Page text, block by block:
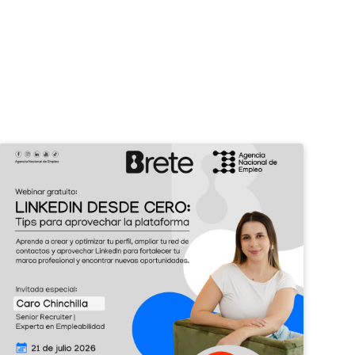
¡Potenciá
perfil
profesional
con
LinkedIn!